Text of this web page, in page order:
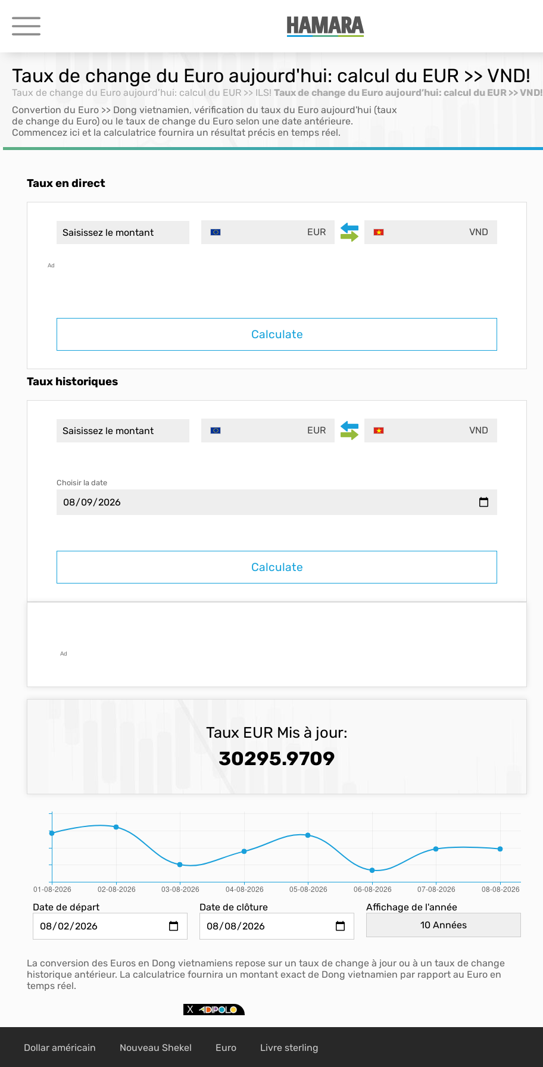
Taux de change du Euro aujourd'hui: calcul du EUR >> VND!
Taux de change du Euro aujourd’hui: calcul du EUR >> ILS! Taux de change du Euro aujourd’hui: calcul du EUR >> VND!
Convertion du Euro >> Dong vietnamien, vérification du taux du Euro aujourd'hui (taux
de change du Euro) ou le taux de change du Euro selon une date antérieure.
Commencez ici et la calculatrice fournira un résultat précis en temps réel.
Taux en direct
EUR VND
Ad
Calculate
Taux historiques
EUR VND
Choisir la date
Ad
Taux EUR Mis à jour:
30295.9709
Date de départ Date de clôture Affichage de l'année
La conversion des Euros en Dong vietnamiens repose sur un taux de change à jour ou à un taux de change
historique antérieur. La calculatrice fournira un montant exact de Dong vietnamien par rapport au Euro en
temps réel.
Dollar américain Nouveau Shekel Euro Livre sterling